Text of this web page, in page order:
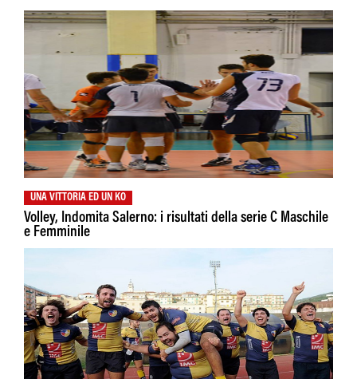
UNA VITTORIA ED UN KO
Volley, Indomita Salerno: i risultati della serie C Maschile
e Femminile